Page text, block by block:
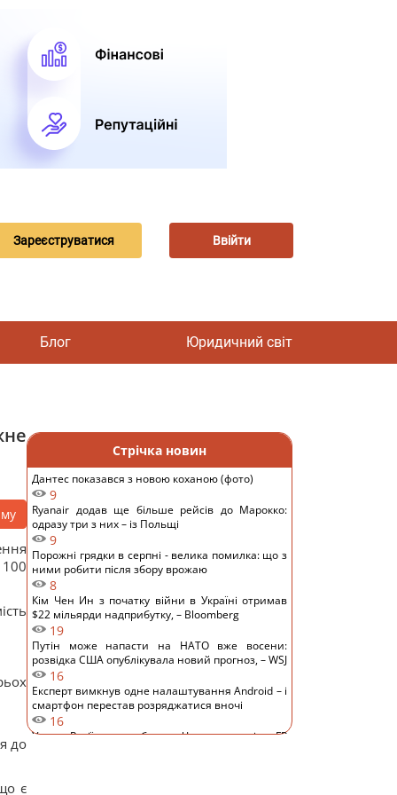
Зареєструватися Ввійти
Блог Юридичний світ
до
є
Стрічка новин
Дантес показався з новою коханою (фото)
9
Ryanair додав ще більше рейсів до Марокко:
одразу три з них – із Польщі
9
Порожні грядки в серпні - велика помилка: що з
ними робити після збору врожаю
8
Кім Чен Ин з початку війни в Україні отримав
$22 мільярди надприбутку, – Bloomberg
19
Путін може напасти на НАТО вже восени:
розвідка США опублікувала новий прогноз, – WSJ
16
Експерт вимкнув одне налаштування Android – і
смартфон перестав розряджатися вночі
16
Удари Росії по кораблях у Чорному морі: у FP